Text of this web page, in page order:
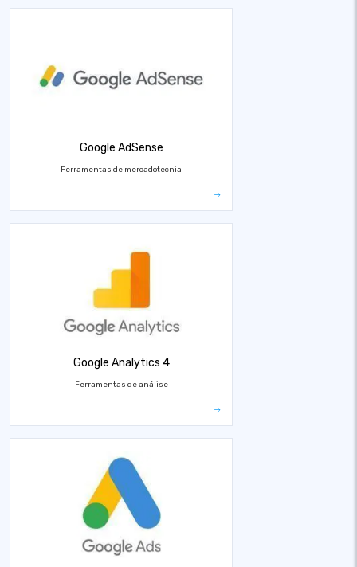
Google AdSense
Ferramentas de mercadotecnia
Google Analytics 4
Ferramentas de análise